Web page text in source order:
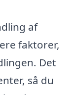
af
faktorer,
Det
så du